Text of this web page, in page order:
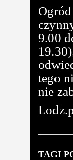
9.00
tego
nie
TAGI